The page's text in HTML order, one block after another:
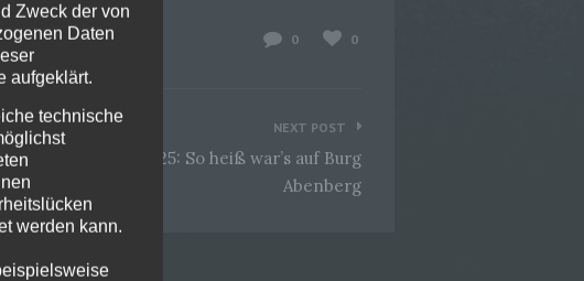
0 0
NEXT POST
Festival 2025: So heiß war’s auf Burg
Abenberg
Zweck der von
Daten
aufgeklärt.
technische
werden kann.